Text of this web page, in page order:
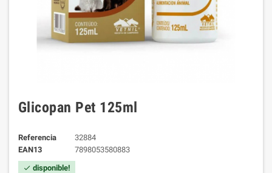
Glicopan Pet 125ml
Referencia
32884
EAN13
7898053580883
check disponible!